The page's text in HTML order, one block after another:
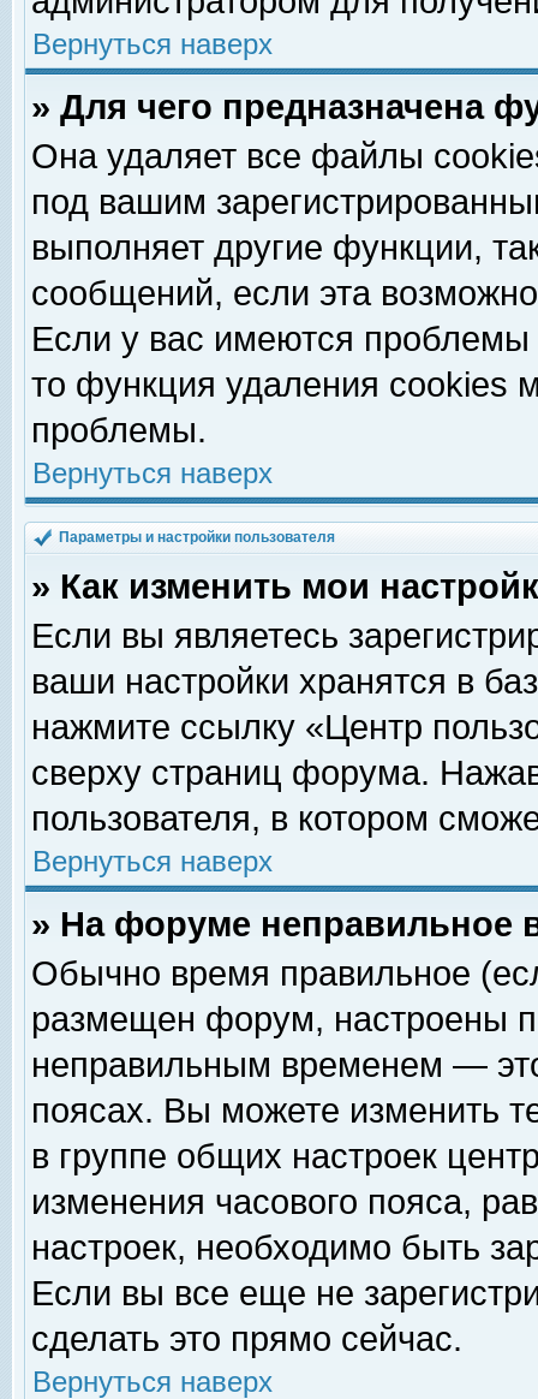
Вернуться наверх
» Для чего предназначена
Она удаляет все файлы
под вашим
выполняет другие функции,
сообщений, если эта
Если у вас имеются
то функция удаления cookies
проблемы.
Вернуться наверх
Параметры и настройки пользователя
» Как изменить мои
Если вы являетесь
ваши настройки хранятся в
нажмите ссылку «Центр
сверху страниц форума.
пользователя, в котором
Вернуться наверх
» На форуме неправильное
Обычно время правильное
размещен форум, настроены
неправильным временем —
поясах. Вы можете изменить
в группе общих настроек
изменения часового пояса,
настроек, необходимо быть
Если вы все еще не
сделать это прямо сейчас.
Вернуться наверх